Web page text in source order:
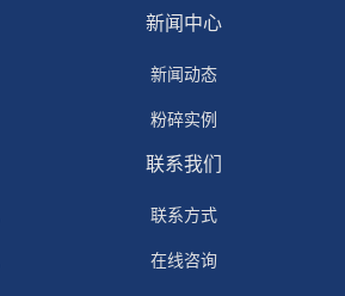
新闻中心
新闻动态
粉碎实例
联系我们
联系方式
在线咨询